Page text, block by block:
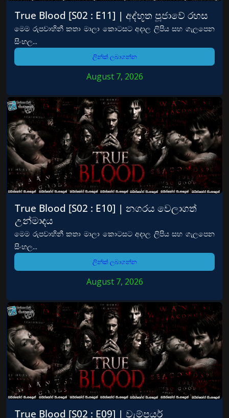
True Blood [S02 : E11] | අද්භූත පූජාවේ රහස
මෙම රුපවාහිනී කතා මාලා කොටසට අදාල ලිපිය සහ ගැලපෙන
සිංහල...
ලින්ක් ලබාගන්න
August 7, 2026
True Blood [S02 : E10] | නගරය වෙලාගත්
උන්මාදය
මෙම රුපවාහිනී කතා මාලා කොටසට අදාල ලිපිය සහ ගැලපෙන
සිංහල...
ලින්ක් ලබාගන්න
August 7, 2026
True Blood [S02 : E09] | වැම්පයර්